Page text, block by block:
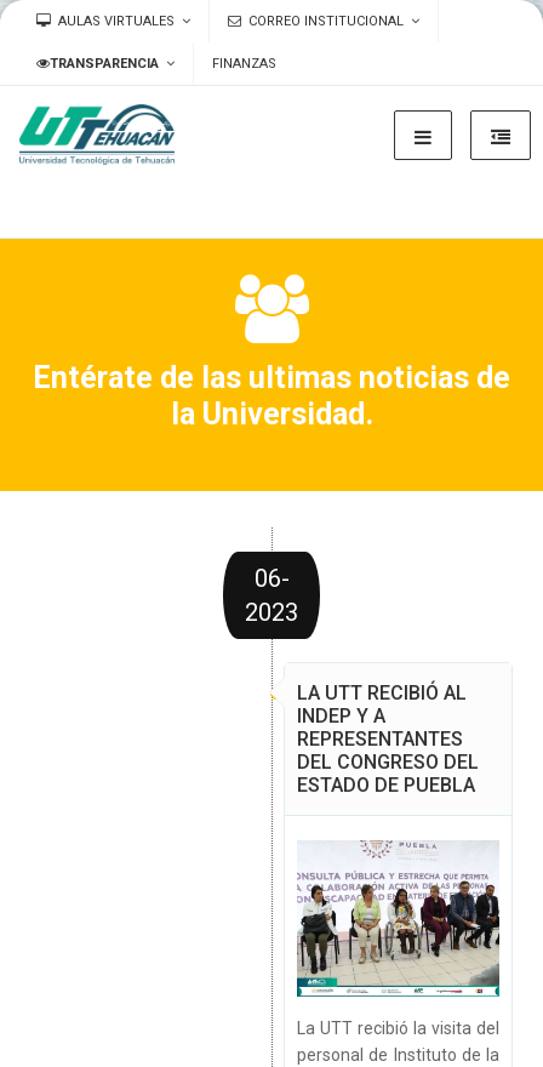
AULAS VIRTUALES CORREO INSTITUCIONAL
TRANSPARENCIA FINANZAS
Entérate de las ultimas noticias de
la Universidad.
06-
2023
LA UTT RECIBIÓ AL
INDEP Y A
REPRESENTANTES
DEL CONGRESO DEL
ESTADO DE PUEBLA
La UTT recibió la visita del
personal de Instituto de la